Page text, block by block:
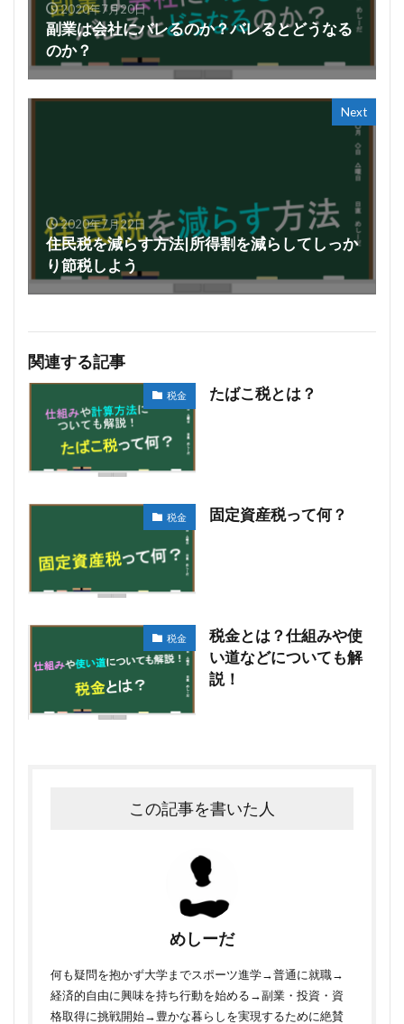
2020年7月20日
副業は会社にバレるのか？バレるとどうなる
のか？
Next
2020年7月22日
住民税を減らす方法|所得割を減らしてしっか
り節税しよう
関連する記事
税金 たばこ税とは？
税金 固定資産税って何？
税金
税金とは？仕組みや使
い道などについても解
説！
この記事を書いた人
めしーだ
何も疑問を抱かず大学までスポーツ進学→普通に就職→
経済的自由に興味を持ち行動を始める→副業・投資・資
格取得に挑戦開始→豊かな暮らしを実現するために絶賛